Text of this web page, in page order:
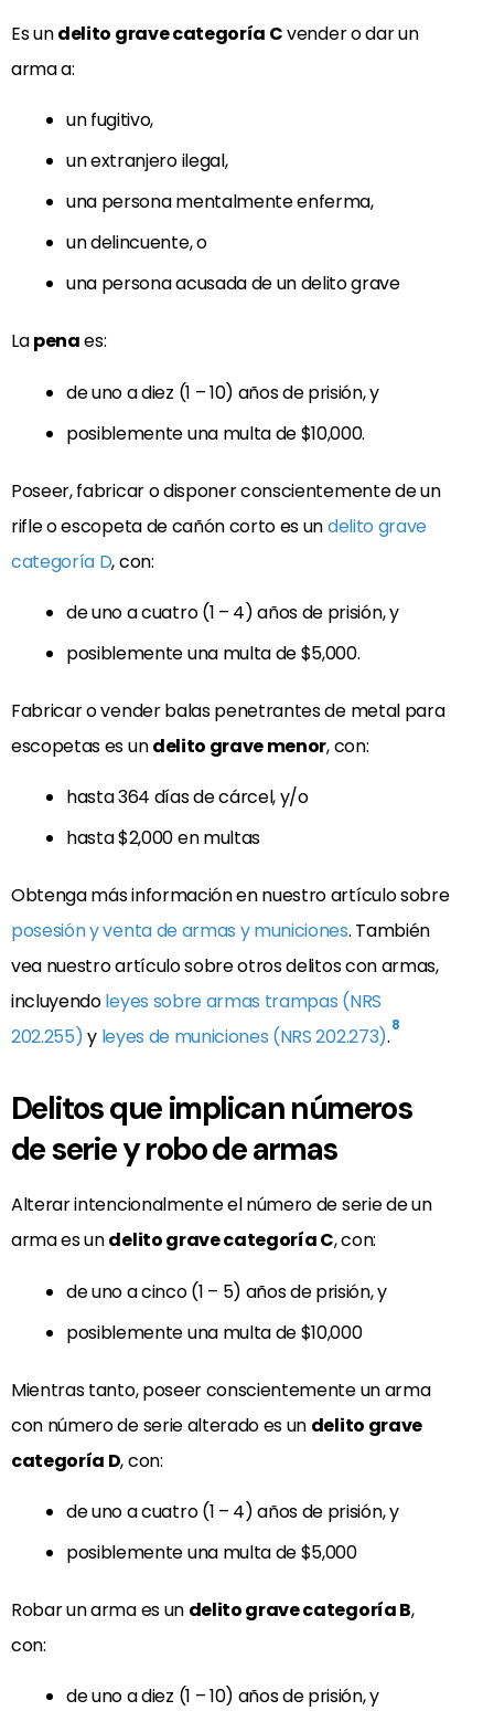
Es undelito grave categoría Cvender o dar un
arma a:
un fugitivo,
un extranjero ilegal,
una persona mentalmente enferma,
un delincuente, o
una persona acusada de un delito grave
Lapenaes:
de uno a diez (1 – 10) años de prisión, y
posiblemente una multa de $10,000.
Poseer, fabricar o disponer conscientemente de un
rifle o escopeta de cañón corto es undelito grave
categoría D, con:
de uno a cuatro (1 – 4) años de prisión, y
posiblemente una multa de $5,000.
Fabricar o vender balas penetrantes de metal para
escopetas es undelito grave menor, con:
hasta 364 días de cárcel, y/o
hasta $2,000 en multas
Obtenga más información en nuestro artículo sobre
posesión y venta de armas y municiones. También
vea nuestro artículo sobre otros delitos con armas,
incluyendoleyes sobre armas trampas (NRS
202.255)y leyes de municiones (NRS 202.273).8
Delitos que implican números
de serie y robo de armas
Alterar intencionalmente el número de serie de un
arma es undelito grave categoría C, con:
de uno a cinco (1 – 5) años de prisión, y
posiblemente una multa de $10,000
Mientras tanto, poseer conscientemente un arma
con número de serie alterado es un delito grave
categoría D, con:
de uno a cuatro (1 – 4) años de prisión, y
posiblemente una multa de $5,000
Robar un arma es un delito grave categoría B,
con:
de uno a diez (1 – 10) años de prisión, y